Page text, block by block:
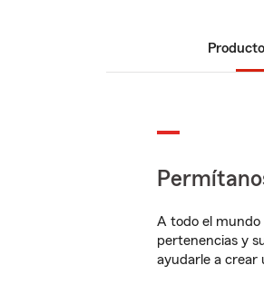
A todo el mundo
pertenencias y
ayudarle a crear